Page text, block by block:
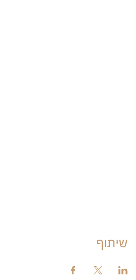
שיתוף